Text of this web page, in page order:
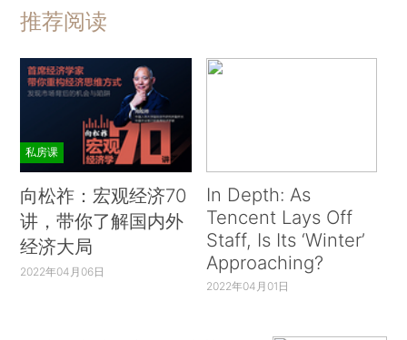
推荐阅读
私房课
向松祚：宏观经济70
讲，带你了解国内外
经济大局
2022年04月06日
In Depth: As
Tencent Lays Off
Staff, Is Its ‘Winter’
Approaching?
2022年04月01日